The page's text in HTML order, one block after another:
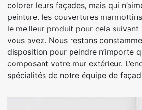
colorer leurs façades, mais qui
peinture. les couvertures
le meilleur produit pour cela suivant
vous avez. Nous restons
disposition pour peindre n’importe
composant votre mur extérieur.
spécialités de notre équipe de